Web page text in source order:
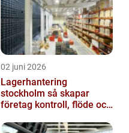
02 juni 2026
Lagerhantering
stockholm så skapar
företag kontroll, flöde och